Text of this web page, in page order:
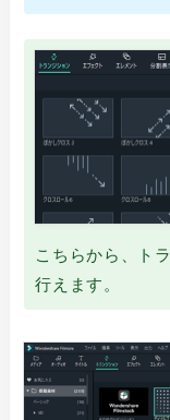
こちらから、ト
行えます。